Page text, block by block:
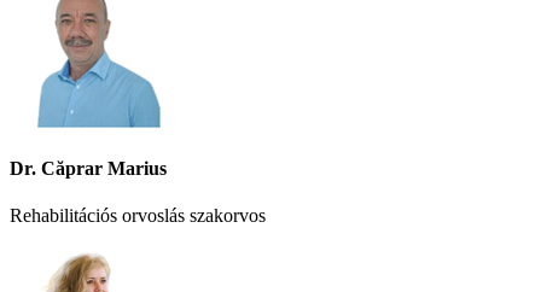
Dr. Căprar Marius
Rehabilitációs orvoslás szakorvos